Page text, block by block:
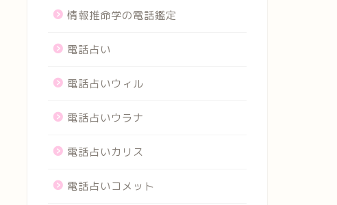
情報推命学の電話鑑定
電話占い
電話占いウィル
電話占いウラナ
電話占いカリス
電話占いコメット